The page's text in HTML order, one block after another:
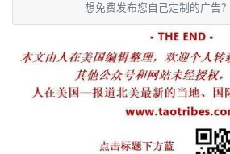
想免费发布您自己定制的广告？